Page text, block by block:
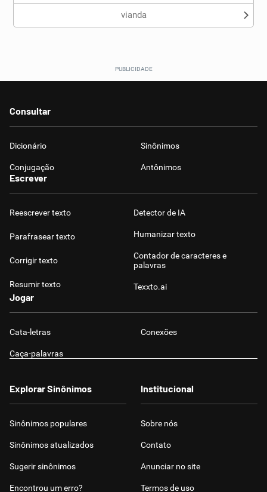
vianda
Consultar
Dicionário Sinônimos
Conjugação Antônimos
Escrever
Reescrever texto
Parafrasear texto
Corrigir texto
Resumir texto
Detector de IA
Humanizar texto
Contador de caracteres e
palavras
Texxto.ai
Jogar
Cata-letras Conexões
Caça-palavras
Explorar Sinônimos
Sinônimos populares
Sinônimos atualizados
Sugerir sinônimos
Encontrou um erro?
Institucional
Sobre nós
Contato
Anunciar no site
Termos de uso